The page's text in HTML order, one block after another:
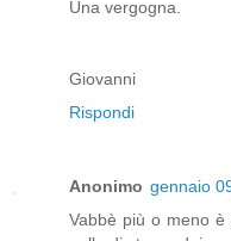
Una vergogna.
Giovanni
Rispondi
Anonimo gennaio
Vabbè più o meno